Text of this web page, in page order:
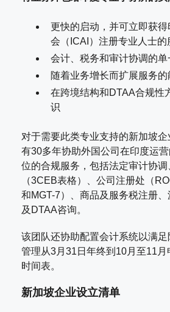
更快的启动，并可立即获
会（ICAI）注册专业人士的
会计、税务和审计协调的单
随着业务增长而扩展服务的
在跨境结构和DTAA合规性
识
对于需要此类专业支持的新加坡
有30多年协助外国公司在印度运
位的合规服务，包括法定审计协
（3CEB表格）、公司注册处（
和MGT-7）、商品及服务税注册
及DTAA咨询。
该团队还协助配置会计系统以满
管理从3月31日年终到10月至11月
时间表。
新加坡企业设立清单